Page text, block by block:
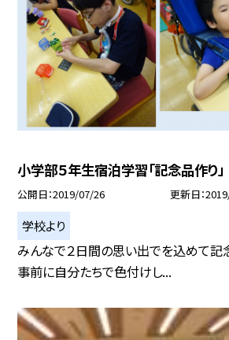
小学部５年生宿泊学習「記念品作り」
公開日 2019/07/26 更新日
学校より
みんなで２日間の思い出でを込めて記
事前に自分たちで色付けし...